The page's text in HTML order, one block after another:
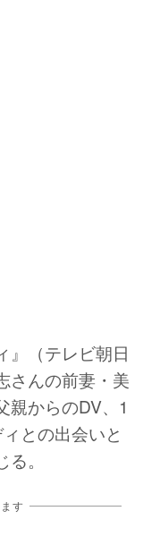
』（テレビ朝日
さんの前妻・美
親からのDV、1
との出会いと
。
す